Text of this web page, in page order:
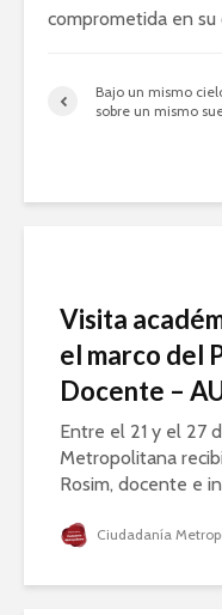
comprometida en su
Bajo un mismo
sobre un mismo
Visita
el marco del
Docente –
Entre el 21 y el 27
Metropolitana
Rosim, docente e
Ciudadanía